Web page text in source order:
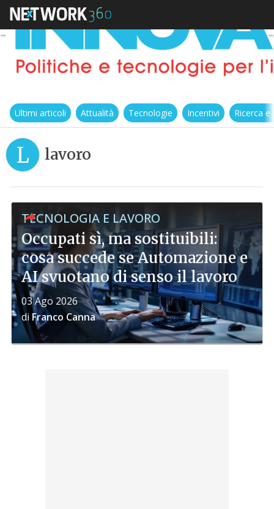
Ultimi articoli Attualità Tecnologie Incentivi Ricerca
L lavoro
TECNOLOGIA E LAVORO
Occupati sì, ma sostituibili:
cosa succede se Automazione e
AI svuotano di senso il lavoro
03 Ago 2026
di Franco Canna